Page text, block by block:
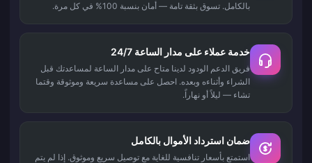
بالكامل. تسوق بثقة تامة — أمان بنسبة 100% في كل مرة.
خدمة عملاء على مدار الساعة 24/7
فريق الدعم الودود لدينا متاح على مدار الساعة لمساعدتك قبل
الشراء وأثناءه وبعده. احصل على مساعدة سريعة وموثوقة وقتما
تشاء — ليلاً أو نهاراً.
ضمان استرداد الأموال بالكامل
استمتع بأسعار تنافسية للغاية مع توصيل سريع وموثوق. إذا لم يتم